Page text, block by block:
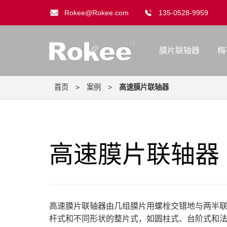
Rokee@Rokee.com 135-0528-9959
膜片联轴器 梅
首页 > 案例 > 高速膜片联轴器
高速膜片联轴器
高速膜片联轴器由几组膜片用螺栓交错地与两半
杆式和不同形状的整片式，如圆柱式、台阶式和